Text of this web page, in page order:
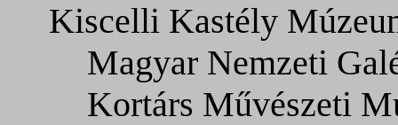
Kiscelli Kastély
Magyar Nemzeti
Kortárs Művészeti